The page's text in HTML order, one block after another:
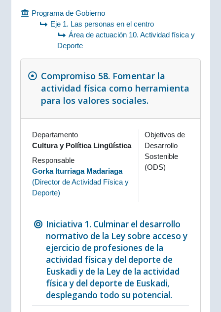
Programa de Gobierno
Eje 1. Las personas en el centro
Área de actuación 10. Actividad física y
Deporte
Compromiso 58. Fomentar la
actividad física como herramienta
para los valores sociales.
Departamento
Cultura y Política Lingüística
Responsable
Gorka Iturriaga Madariaga
(Director de Actividad Física y
Deporte)
Objetivos de
Desarrollo
Sostenible
(ODS)
Iniciativa 1. Culminar el desarrollo
normativo de la Ley sobre acceso y
ejercicio de profesiones de la
actividad física y del deporte de
Euskadi y de la Ley de la actividad
física y del deporte de Euskadi,
desplegando todo su potencial.